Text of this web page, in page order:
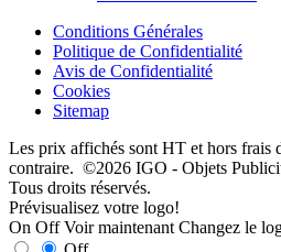
Conditions Générales
Politique de Confidentialité
Avis de Confidentialité
Cookies
Sitemap
Les prix affichés sont HT et hors frais
contraire. ©2026 IGO - Objets
Tous droits réservés.
Prévisualisez votre logo!
On Off Voir maintenant Changez le